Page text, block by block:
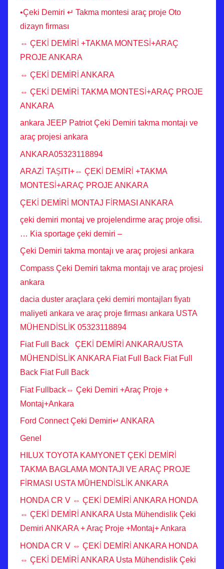
•Çeki Demiri ↵ Takma montesi araç proje Oto
dizayn firması
⇔ ÇEKİ DEMİRİ +TAKMA MONTESİ+ARAÇ
PROJE ANKARA
⇔ ÇEKİ DEMİRİ ANKARA
⇔ ÇEKİ DEMİRİ TAKMA MONTESİ+ARAÇ PROJE
ANKARA
ankara JEEP Patriot Çeki Demiri takma montajı ve
araç projesi ankara
ANKARA05323118894
ARAZİ TAŞITI+⇔ ÇEKİ DEMİRİ +TAKMA
MONTESİ+ARAÇ PROJE ANKARA
ÇEKİ DEMİRİ MONTAJ FİRMASI ANKARA
çeki demiri montaj ve projelendirme araç proje ofisi.
… Kia sportage çeki demiri –
Çeki Demiri takma montajı ve araç projesi ankara
Compass Çeki Demiri takma montajı ve araç projesi
ankara
dacia duster araçlara çeki demiri montajları fiyatı
maliyeti ankara ve araç proje firması ankara USTA
MÜHENDİSLİK 05323118894
Fiat Full Back ÇEKİ DEMİRİ ANKARA/USTA
MÜHENDİSLİK ANKARA Fiat Full Back Fiat Full
Back Fiat Full Back
Fiat Fullback⇔ Çeki Demiri +Araç Proje +
Montaj+Ankara
Ford Connect Çeki Demiri↵ ANKARA
Genel
HILUX TOYOTA KAMYONET ÇEKİ DEMİRİ
TAKMA BAGLAMA MONTAJI VE ARAÇ PROJE
FİRMASI USTA MÜHENDİSLİK ANKARA
HONDA CR V ⇔ ÇEKİ DEMİRİ ANKARA HONDA
⇔ ÇEKİ DEMİRİ ANKARA Usta Mühendislik Çeki
Demiri ANKARA + Araç Proje +Montaj+ Ankara
HONDA CR V ⇔ ÇEKİ DEMİRİ ANKARA HONDA
⇔ ÇEKİ DEMİRİ ANKARA Usta Mühendislik Çeki